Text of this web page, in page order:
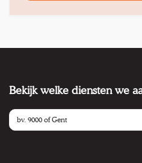
Bekijk welke diensten we